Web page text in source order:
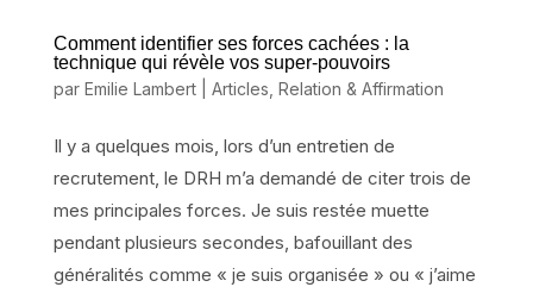
Comment identifier ses forces cachées : la
technique qui révèle vos super-pouvoirs
par Emilie Lambert| Articles Relation & Affirmation
Il y a quelques mois, lors d’un entretien de
recrutement, le DRH m’a demandé de citer trois de
mes principales forces. Je suis restée muette
pendant plusieurs secondes, bafouillant des
généralités comme « je suis organisée » ou « j’aime